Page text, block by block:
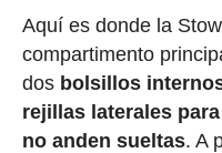
Aquí es donde la
compartimento
dos bolsillos
rejillas laterales
no anden sueltas. A